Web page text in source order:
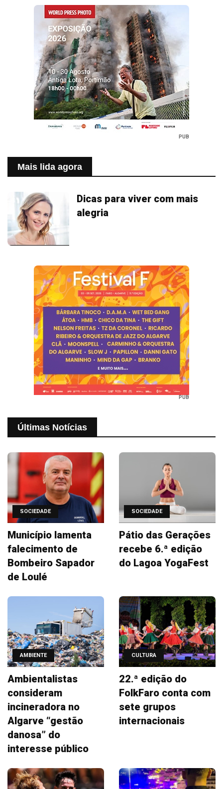
PUB
Mais lida agora
Dicas para viver com mais
alegria
PUB
Últimas Notícias
SOCIEDADE
Município lamenta
falecimento de
Bombeiro Sapador
de Loulé
SOCIEDADE
Pátio das Gerações
recebe 6.ª edição
do Lagoa YogaFest
AMBIENTE
Ambientalistas
consideram
incineradora no
Algarve “gestão
danosa” do
interesse público
CULTURA
22.ª edição do
FolkFaro conta com
sete grupos
internacionais